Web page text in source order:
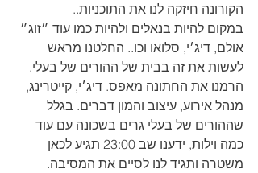
הקורונה חיזקה לנו את התוכניות..
במקום להיות בנאלים ולהיות כמו עוד ״זוג״
אולם, דיג׳י, סלואו וכו.. החלטנו מראש
לעשות את זה בבית של ההורים של בעלי.
הרמנו את החתונה מאפס. דיג׳י, קייטרינג,
מנהל אירוע, עיצוב והמון דברים. בגלל
שההורים של בעלי גרים בשכונה עם עוד
כמה וילות, ידענו שב 23:00 תגיע לכאן
משטרה ותגיד לנו לסיים את המסיבה.